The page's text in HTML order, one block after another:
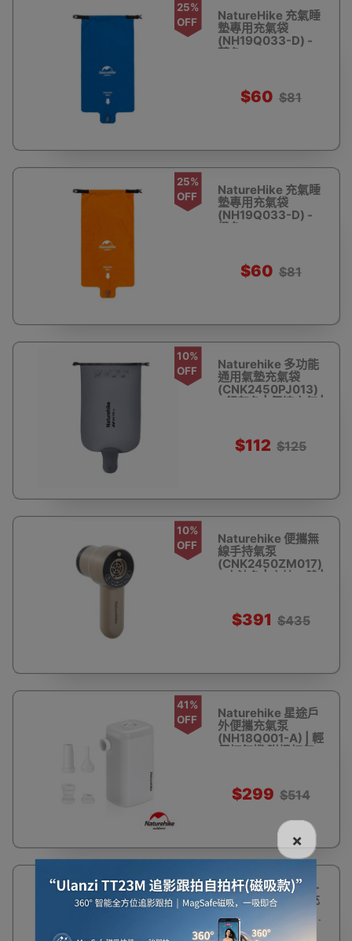
25%
OFF
NatureHike 充氣睡
墊專用充氣袋
(NH19Q033-D) -
藍色
$60 $81
25%
OFF
NatureHike 充氣睡
墊專用充氣袋
(NH19Q033-D) -
橙色
$60 $81
10%
OFF
Naturehike 多功能
通用氣墊充氣袋
(CNK2450PJ013)
- 銀灰色 | 便捷充氣 |
$112 $125
10%
OFF
Naturehike 便攜無
線手持氣泵
(CNK2450ZM017)
- 木沙色 | 充抽一體 |
$391 $435
41%
OFF
Naturehike 星途戶
外便攜充氣泵
(NH18Q001-A) | 輕
便打氣機 附燈打氣
$299 $514
6%
OFF
Naturehike Wind-
Mind 多功能輕巧充
氣泵
(CNK2300DQ022)
| 附5個氣嘴 |
×